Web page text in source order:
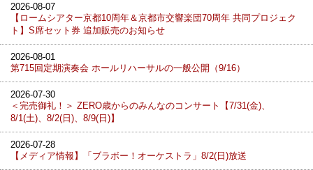
2026-08-07
【ロームシアター京都10周年＆京都市交響楽団70周年 共同プロジェク
ト】S席セット券 追加販売のお知らせ
2026-08-01
第715回定期演奏会 ホールリハーサルの一般公開（9/16）
2026-07-30
＜完売御礼！＞ ZERO歳からのみんなのコンサート【7/31(金)、
8/1(土)、8/2(日)、8/9(日)】
2026-07-28
【メディア情報】「ブラボー！オーケストラ」8/2(日)放送